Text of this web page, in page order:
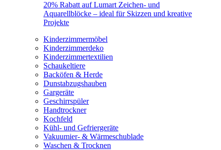
20% Rabatt auf Lumart Zeichen- und
Aquarellblöcke – ideal für Skizzen und kreative
Projekte
Kinderzimmermöbel
Kinderzimmerdeko
Kinderzimmertextilien
Schaukeltiere
Backöfen & Herde
Dunstabzugshauben
Gargeräte
Geschirrspüler
Handtrockner
Kochfeld
Kühl- und Gefriergeräte
Vakuumier- & Wärmeschublade
Waschen & Trocknen